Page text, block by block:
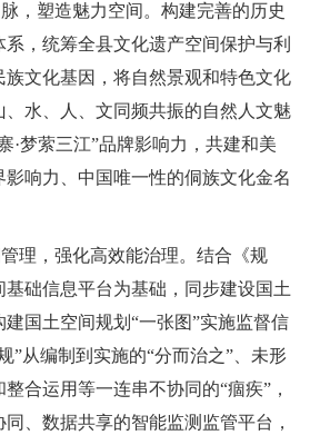
，塑造魅力空间。构建完善的历史
，统筹全县文化遗产空间保护与利
族文化基因，将自然景观和特色文化
水、人、文同频共振的自然人文魅
·梦萦三江”品牌影响力，共建和美
响力、中国唯一性的侗族文化金名
理，强化高效能治理。结合《规
基础信息平台为基础，同步建设国土
国土空间规划 “一张图”实施监督信
”从编制到实施的“分而治之”、未形
合运用等一连串不协同的“痼疾”，
、数据共享的智能监测监管平台，